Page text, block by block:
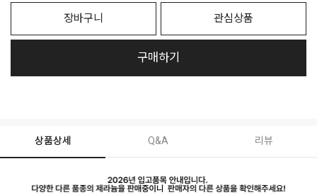
장바구니 관심상품
구매하기
상품상세 Q&A 리뷰